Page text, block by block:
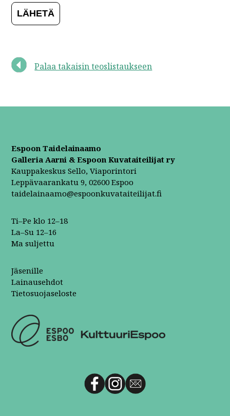
Palaa takaisin teoslistaukseen
Espoon Taidelainaamo
Galleria Aarni & Espoon Kuvataiteilijat ry
Kauppakeskus Sello, Viaporintori
Leppävaarankatu 9, 02600 Espoo
taidelainaamo@espoonkuvataiteilijat.fi
Ti–Pe klo 12–18
La–Su 12–16
Ma suljettu
Jäsenille
Lainausehdot
Tietosuojaseloste